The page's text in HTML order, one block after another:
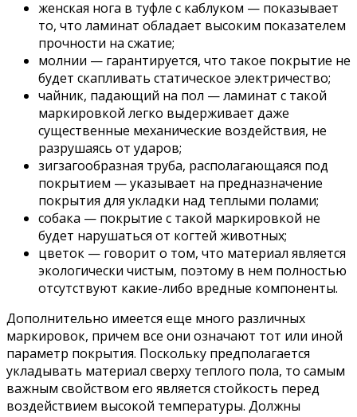
женская нога в туфле с каблуком — показывает
то, что ламинат обладает высоким показателем
прочности на сжатие;
молнии — гарантируется, что такое покрытие не
будет скапливать статическое электричество;
чайник, падающий на пол — ламинат с такой
маркировкой легко выдерживает даже
существенные механические воздействия, не
разрушаясь от ударов;
зигзагообразная труба, располагающаяся под
покрытием — указывает на предназначение
покрытия для укладки над теплыми полами;
собака — покрытие с такой маркировкой не
будет нарушаться от когтей животных;
цветок — говорит о том, что материал является
экологически чистым, поэтому в нем полностью
отсутствуют какие-либо вредные компоненты.
Дополнительно имеется еще много различных
маркировок, причем все они означают тот или иной
параметр покрытия. Поскольку предполагается
укладывать материал сверху теплого пола, то самым
важным свойством его является стойкость перед
воздействием высокой температуры. Должны